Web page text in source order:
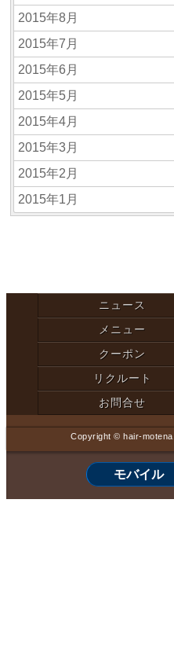
2015年8月
2015年7月
2015年6月
2015年5月
2015年4月
2015年3月
2015年2月
2015年1月
ニュース
メニュー
クーポン
リクルート
お問合せ
Copyright © hair-
モバイル